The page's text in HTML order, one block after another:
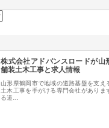
株式会社アドバンスロードが山
舗装土木工事と求人情報
山形県鶴岡市で地域の道路基盤を支え
土木工事を手がける専門会社がありま
る道…